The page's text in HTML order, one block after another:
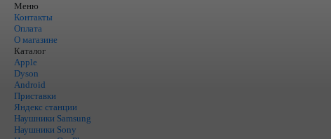
Меню
Контакты
Оплата
О магазине
Каталог
Apple
Dyson
Android
Приставки
Яндекс станции
Наушники Samsung
Наушники Sony